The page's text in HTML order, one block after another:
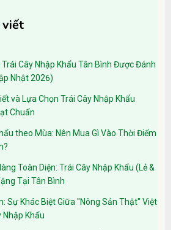
viết
Cây Nhập Khẩu Tân Bình Được Đánh
Nhật 2026)
và Lựa Chọn Trái Cây Nhập Khẩu
Chuẩn
theo Mùa: Nên Mua Gì Vào Thời Điểm
Toàn Diện: Trái Cây Nhập Khẩu (Lẻ &
Tại Tân Bình
Sự Khác Biệt Giữa "Nông Sản Thật" Việt
Nhập Khẩu